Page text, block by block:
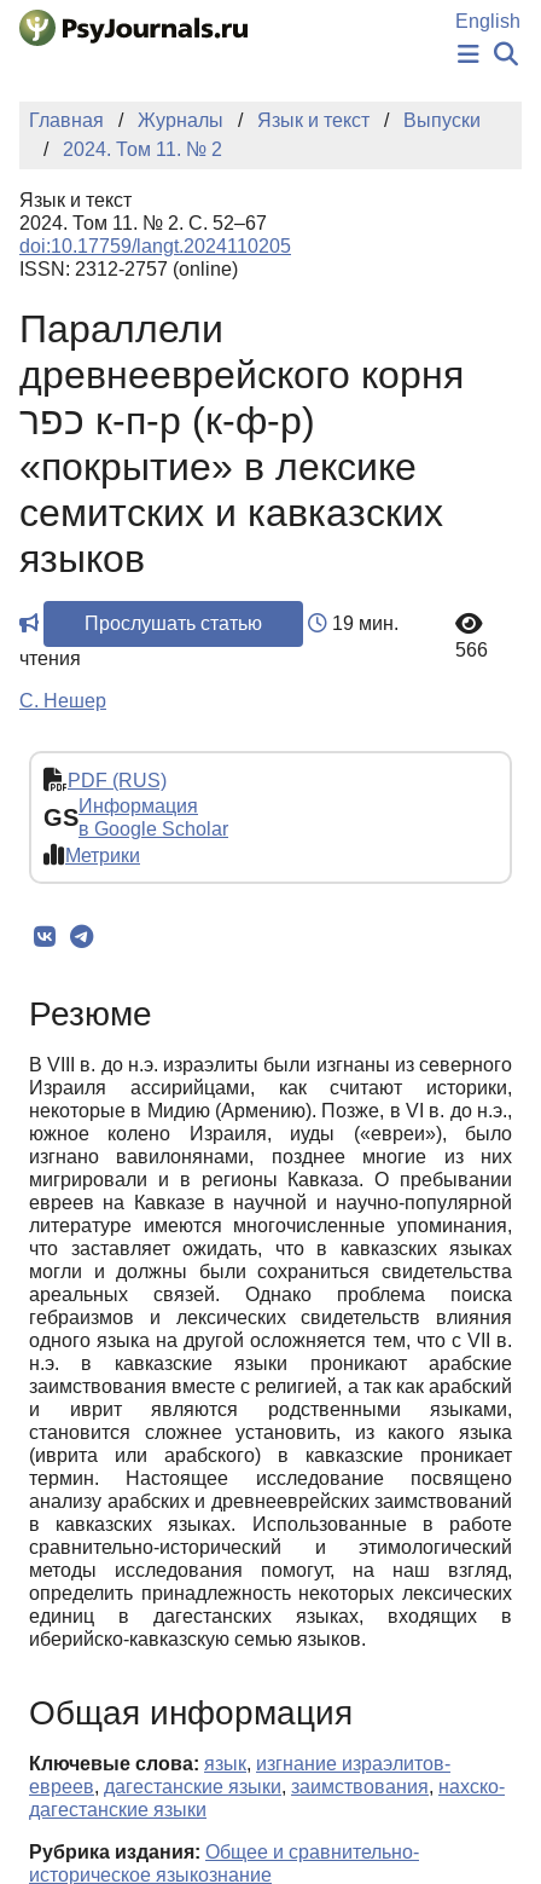
Перейти к основному содержанию
English
НОВОСТИ
БАЗА ЗНАНИЙ
КЛЮЧЕВЫЕ СЛОВА
Регистрация
Главная Журналы Язык и текст
Выпуски
2024. Том 11. № 2
Язык и текст
2024. Том 11. № 2. С. 52–67
doi:10.17759/langt.2024110205
ISSN: 2312-2757 (online)
Параллели
древнееврейского корня
כפר к-п-р (к-ф-р)
«покрытие» в лексике
семитских и кавказских
языков
Прослушать статью
19 мин.
чтения
566
С. Нешер
PDF (RUS)
GSИнформация
в Google Scholar
Метрики
Резюме
В VIII в. до н.э. израэлиты были изгнаны из северного
Израиля ассирийцами, как считают историки,
некоторые в Мидию (Армению). Позже, в VI в. до н.э.,
южное колено Израиля, иуды («евреи»), было
изгнано вавилонянами, позднее многие из них
мигрировали и в регионы Кавказа. О пребывании
евреев на Кавказе в научной и научно-популярной
литературе имеются многочисленные упоминания,
что заставляет ожидать, что в кавказских языках
могли и должны были сохраниться свидетельства
ареальных связей. Однако проблема поиска
гебраизмов и лексических свидетельств влияния
одного языка на другой осложняется тем, что с VII в.
н.э. в кавказские языки проникают арабские
заимствования вместе с религией, а так как арабский
и иврит являются родственными языками,
становится сложнее установить, из какого языка
(иврита или арабского) в кавказские проникает
термин. Настоящее исследование посвящено
анализу арабских и древнееврейских заимствований
в кавказских языках. Использованные в работе
сравнительно-исторический и этимологический
методы исследования помогут, на наш взгляд,
определить принадлежность некоторых лексических
единиц в дагестанских языках, входящих в
иберийско-кавказскую семью языков.
Общая информация
Ключевые слова: язык, изгнание израэлитов-
евреев, дагестанские языки, заимствования, нахско-
дагестанские языки
Рубрика издания: Общее и сравнительно-
историческое языкознание